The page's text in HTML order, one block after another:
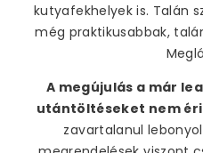
kutyafekhelyek is. Talán
még praktikusabbak,
A megújulás a már
utántöltéseket nem
zavartalanul